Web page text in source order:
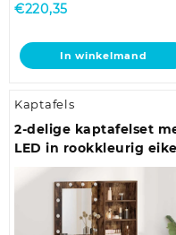
€220,35
In winkelmand
Kaptafels
2-delige kaptafelset
LED in rookkleurig
geengineerd hout